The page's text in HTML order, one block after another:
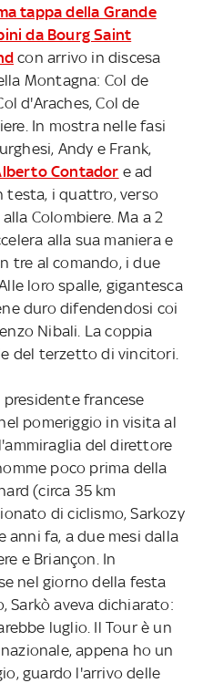
tappa della Grande
da Bourg Saint
con arrivo in discesa
Montagna: Col de
d'Araches, Col de
In mostra nelle fasi
Andy e Frank,
Contador e ad
testa, i quattro, verso
Colombiere. Ma a 2
alla sua maniera e
tre al comando, i due
loro spalle, gigantesca
duro difendendosi coi
Nibali. La coppia
del terzetto di vincitori.
presidente francese
pomeriggio in visita al
del direttore
poco prima della
(circa 35 km
di ciclismo, Sarkozy
anni fa, a due mesi dalla
e Briançon. In
nel giorno della festa
Sarkò aveva dichiarato:
luglio. Il Tour è un
appena ho un
guardo l'arrivo delle